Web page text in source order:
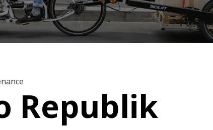
Republik